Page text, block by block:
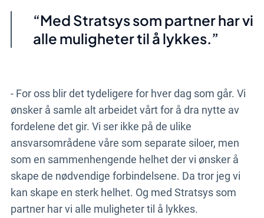
Med Stratsyssom partner har vi
alle muligheter til å lykkes.
- For oss blir det tydeligere for hver dag som går. Vi
ønsker å samle alt arbeidet vårt for å dra nytte av
fordelene det gir. Vi ser ikke på de ulike
ansvarsområdene våre som separate siloer, men
som en sammenhengende helhet der vi ønsker å
skape de nødvendige forbindelsene. Da tror jeg vi
kan skape en sterk helhet. Og med Stratsys som
partner har vi alle muligheter til å lykkes.